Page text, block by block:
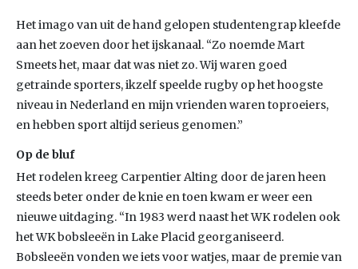
Het imago van uit de hand gelopen studentengrap kleefde
aan het zoeven door het ijskanaal. “Zo noemde Mart
Smeets het, maar dat was niet zo. Wij waren goed
getrainde sporters, ikzelf speelde rugby op het hoogste
niveau in Nederland en mijn vrienden waren toproeiers,
en hebben sport altijd serieus genomen.”
Op de bluf
Het rodelen kreeg Carpentier Alting door de jaren heen
steeds beter onder de knie en toen kwam er weer een
nieuwe uitdaging. “In 1983 werd naast het WK rodelen ook
het WK bobsleeën in Lake Placid georganiseerd.
Bobsleeën vonden we iets voor watjes, maar de premie van